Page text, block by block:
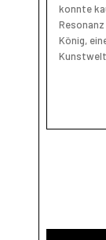
konnte
König,